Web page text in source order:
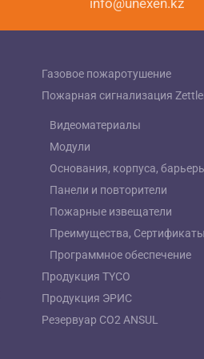
info@unexen.kz
Газовое пожаротушение
Пожарная сигнализация
Видеоматериалы
Модули
Основания, корпуса,
Панели и повторители
Пожарные извещатели
Преимущества, Сертификаты
Программное обеспечение
Продукция TYCO
Продукция ЭРИС
Резервуар СО2 ANSUL